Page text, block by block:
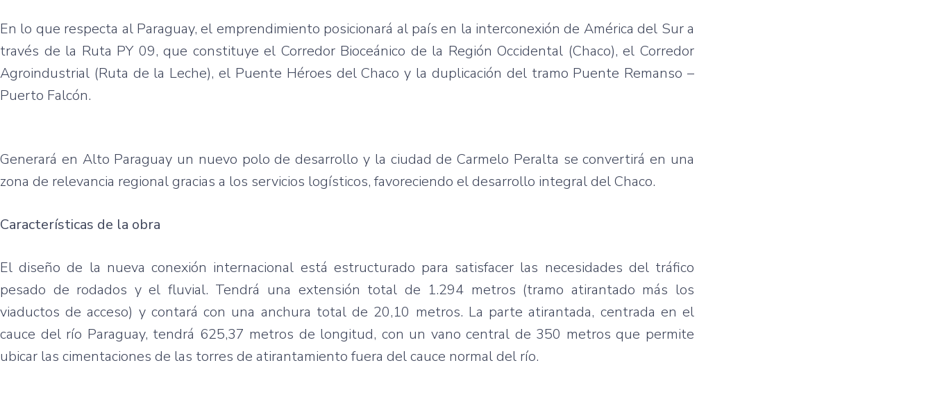
En lo que respecta al Paraguay, el emprendimiento posicionará al país en la interconexión de América del Sur a
través de la Ruta PY 09, que constituye el Corredor Bioceánico de la Región Occidental (Chaco), el Corredor
Agroindustrial (Ruta de la Leche), el Puente Héroes del Chaco y la duplicación del tramo Puente Remanso –
Puerto Falcón.
Generará en Alto Paraguay un nuevo polo de desarrollo y la ciudad de Carmelo Peralta se convertirá en una
zona de relevancia regional gracias a los servicios logísticos, favoreciendo el desarrollo integral del Chaco.
Características de la obra
El diseño de la nueva conexión internacional está estructurado para satisfacer las necesidades del tráfico
pesado de rodados y el fluvial. Tendrá una extensión total de 1.294 metros (tramo atirantado más los
viaductos de acceso) y contará con una anchura total de 20,10 metros. La parte atirantada, centrada en el
cauce del río Paraguay, tendrá 625,37 metros de longitud, con un vano central de 350 metros que permite
ubicar las cimentaciones de las torres de atirantamiento fuera del cauce normal del río.